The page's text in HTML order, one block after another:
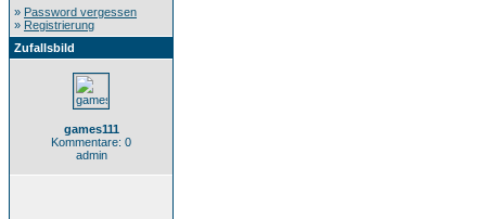
» Password vergessen
» Registrierung
Zufallsbild
games111
Kommentare: 0
admin